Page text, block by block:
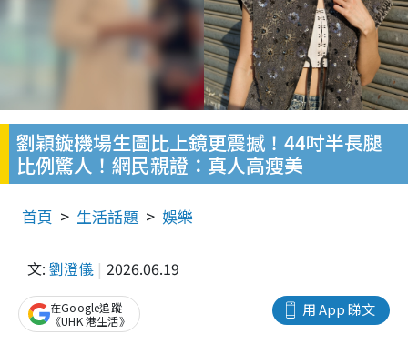
劉穎鏇機場生圖比上鏡更震撼！44吋半長腿
比例驚人！網民親證：真人高瘦美
首頁 生活話題 娛樂
文: 劉澄儀 2026.06.19
用 App 睇文
在Google追蹤
《UHK 港生活》